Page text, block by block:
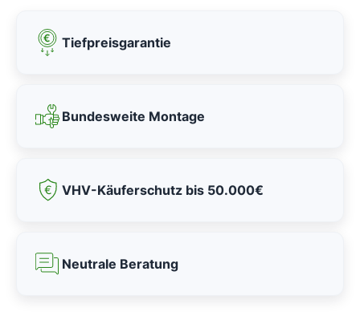
Tiefpreisgarantie
Bundesweite Montage
VHV-Käuferschutz bis 50.000€
Neutrale Beratung